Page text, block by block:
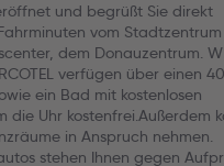
und begrüßt Sie direkt
vom Stadtzentrum
dem Donauzentrum.
verfügen über einen
ein Bad mit kostenlosen
die Uhr kostenfrei.Außerdem
in Anspruch nehmen.
stehen Ihnen gegen